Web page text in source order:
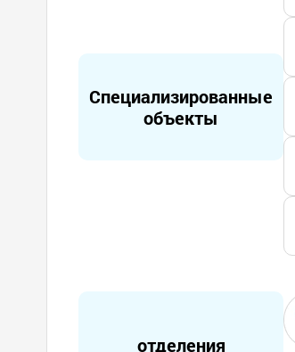
Специализированные
объекты
отделения